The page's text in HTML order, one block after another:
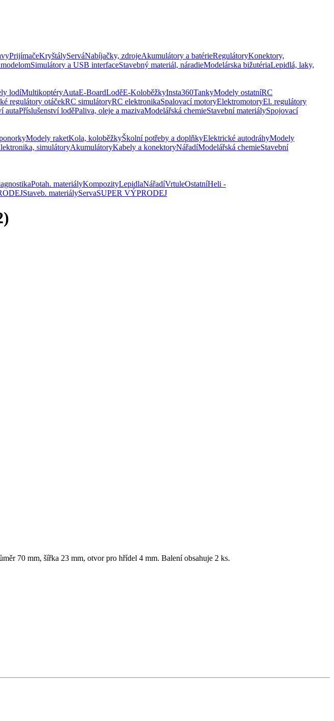
PrijímačeKryštályServáNabíjačky, zdrojeAkumulátory a batérieRegulátoryKonektory,
Simulátory a USB interfaceStavebný materiál, náradieModelárska bižutériaLepidlá, laky,
lodíMultikoptéryAutaE-BoardLoděE-KoloběžkyInsta360TankyModely ostatníRC
regulátory otáčekRC simulátoryRC elektronikaSpalovací motoryElektromotoryEl. regulátory
autaPříslušenství loděPaliva, oleje a mazivaModelářská chemieStavební materiálySpojovací
Modely raketKola, koloběžkyŠkolní potřeby a doplňkyElektrické autodráhyModely
simulátoryAkumulátoryKabely a konektoryNářadíModelářská chemieStavební
Potah. materiályKompozityLepidlaNářadíVrtuleOstatníHeli -
Staveb. materiályServaSUPER VÝPRODEJ
70 mm, šířka 23 mm, otvor pro hřídel 4 mm. Balení obsahuje 2 ks.